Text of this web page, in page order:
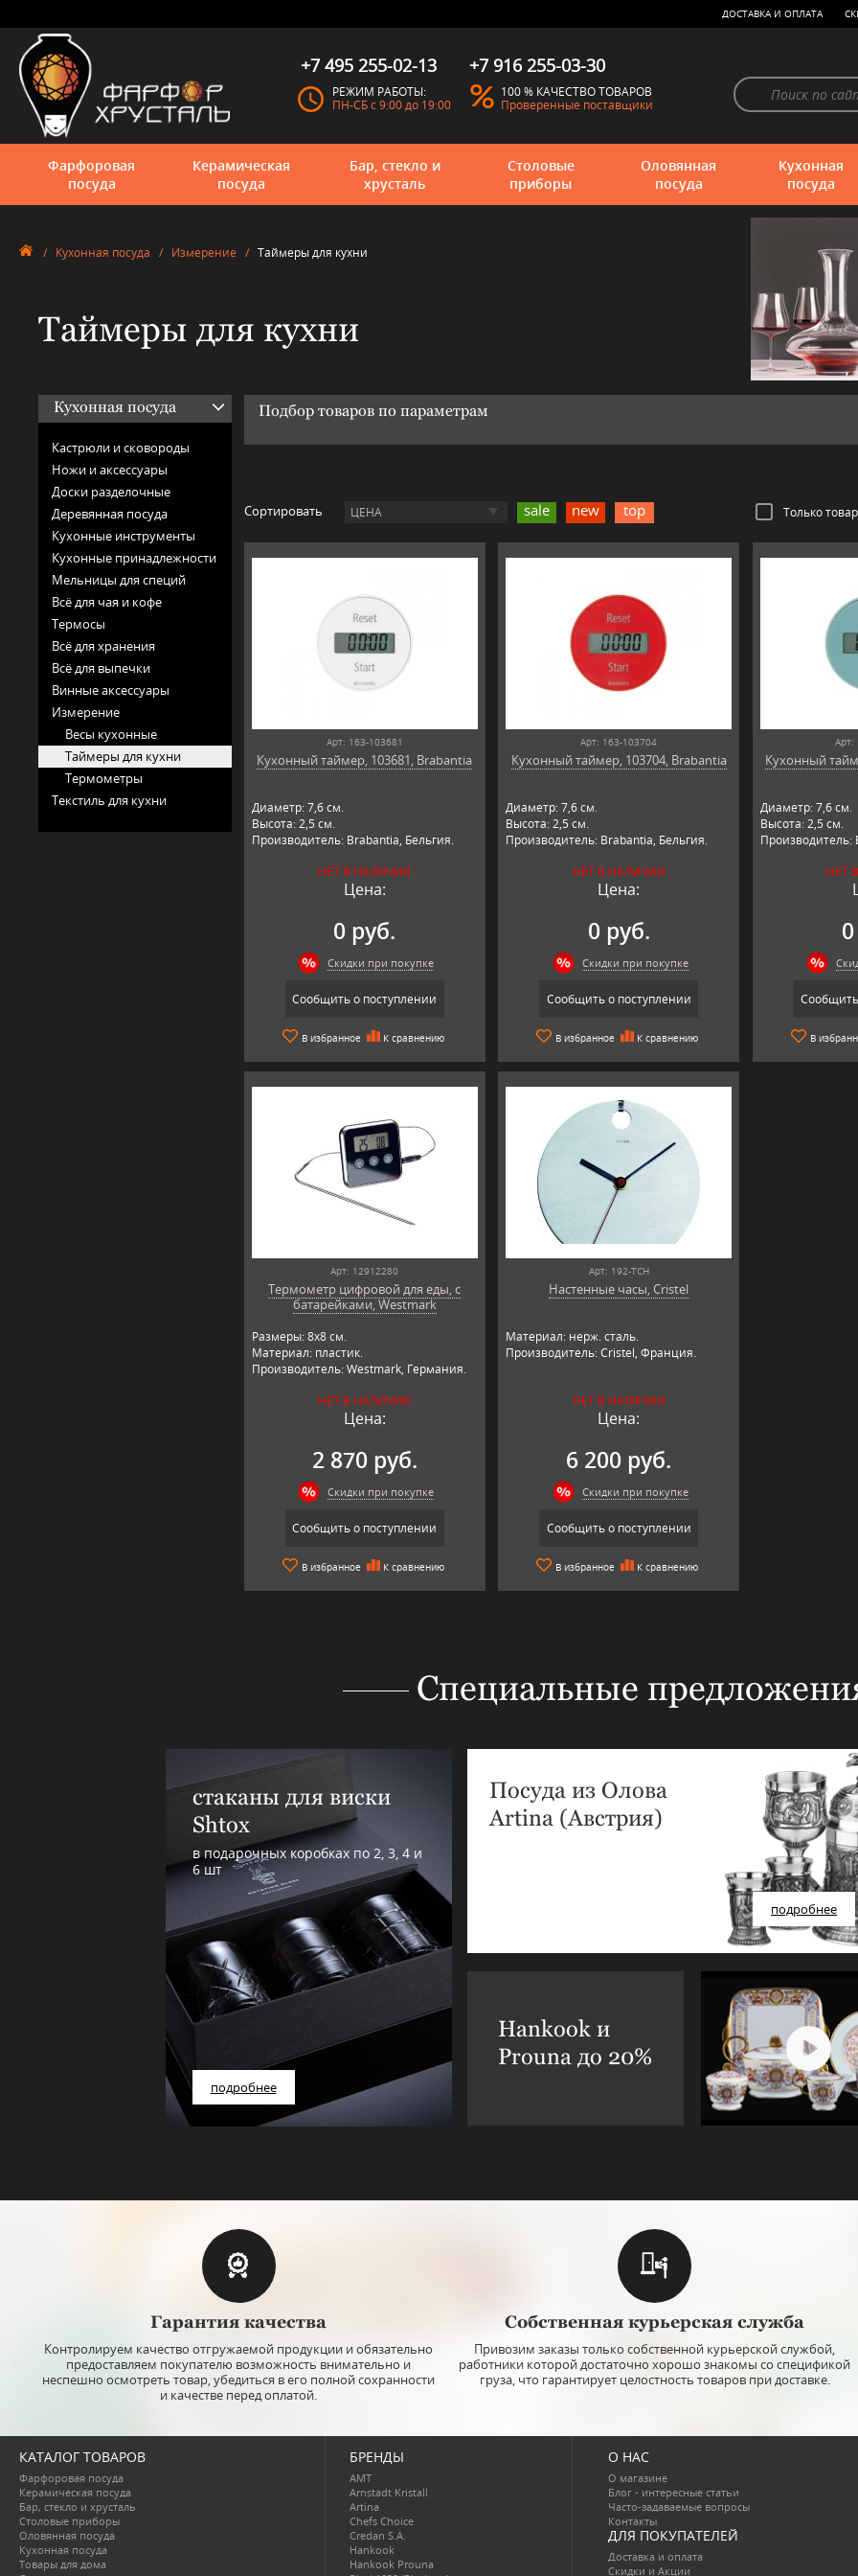
ДОСТАВКА И ОПЛАТА
+7 495 255-02-13
РЕЖИМ РАБОТЫ:
ПН-СБ с 9:00 до 19:00
+7 916 255-03-30
100 % КАЧЕСТВО ТОВАРОВ
Проверенные поставщики
Фарфоровая
посуда
Керамическая
посуда
Бар, стекло и
хрусталь
Столовые
приборы
Оловянная
посуда
Кухонная
посуда
/ Кухонная посуда / Измерение / Таймеры для кухни
Таймеры для кухни
Кухонная посуда
Кастрюли и сковороды
Ножи и аксессуары
Доски разделочные
Деревянная посуда
Кухонные инструменты
Кухонные принадлежности
Мельницы для специй
Всё для чая и кофе
Термосы
Всё для хранения
Всё для выпечки
Винные аксессуары
Измерение
Весы кухонные
Таймеры для кухни
Термометры
Текстиль для кухни
Подбор товаров по параметрам
Сортировать ЦЕНА sale new top Только
Арт: 163-103681
Кухонный таймер, 103681, Brabantia
Диаметр: 7,6 см.
Высота: 2,5 см.
Производитель: Brabantia, Бельгия.
НЕТ В НАЛИЧИИ
Цена:
0 руб.
Скидки при покупке
Сообщить о поступлении
В избранное К сравнению
Арт: 163-103704
Кухонный таймер, 103704, Brabantia
Диаметр: 7,6 см.
Высота: 2,5 см.
Производитель: Brabantia, Бельгия.
НЕТ В НАЛИЧИИ
Цена:
0 руб.
Скидки при покупке
Сообщить о поступлении
В избранное К сравнению
Арт:
Кухонный
Диаметр: 7,6 см.
Высота: 2,5 см.
Производитель:
НЕТ
В
Арт: 12912280
Термометр цифровой для еды, с
батарейками, Westmark
Размеры: 8х8 см.
Материал: пластик.
Производитель: Westmark, Германия.​​
НЕТ В НАЛИЧИИ
Цена:
2 870 руб.
Скидки при покупке
Сообщить о поступлении
В избранное К сравнению
Арт: 192-TCH
Настенные часы, Cristel
Материал: нерж. сталь.
Производитель: Cristel, Франция.
НЕТ В НАЛИЧИИ
Цена:
6 200 руб.
Скидки при покупке
Сообщить о поступлении
В избранное К сравнению
Специальные
стаканы для виски
Shtox
в подарочных коробках по 2, 3, 4 и
6 шт
подробнее
Посуда из Олова
Artina (Австрия)
подробнее
Hankook и
Prouna до 20%
Гарантия качества
Контролируем качество отгружаемой продукции и обязательно
предоставляем покупателю возможность внимательно и
неспешно осмотреть товар, убедиться в его полной сохранности
и качестве перед оплатой.
Собственная курьерская служба
Привозим заказы только собственной курьерской службой,
работники которой достаточно хорошо знакомы со спецификой
груза, что гарантирует целостность товаров при доставке.
КАТАЛОГ ТОВАРОВ
Фарфоровая посуда
Керамическая посуда
Бар, стекло и хрусталь
Столовые приборы
Оловянная посуда
Кухонная посуда
Товары для дома
БРЕНДЫ
AMT
Arnstadt Kristall
Artina
Chefs Choice
Credan S.A.
Hankook
Hankook Prouna
О НАС
О магазине
Блог - интересные статьи
Часто-задаваемые вопросы
Контакты
ДЛЯ ПОКУПАТЕЛЕЙ
Доставка и оплата
Скидки и Акции